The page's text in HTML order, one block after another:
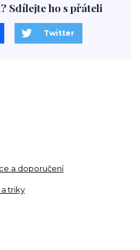
a doporučení
a triky
Sdílejte ho s přáteli
Twitter